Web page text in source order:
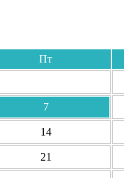
Пт
7
14
21